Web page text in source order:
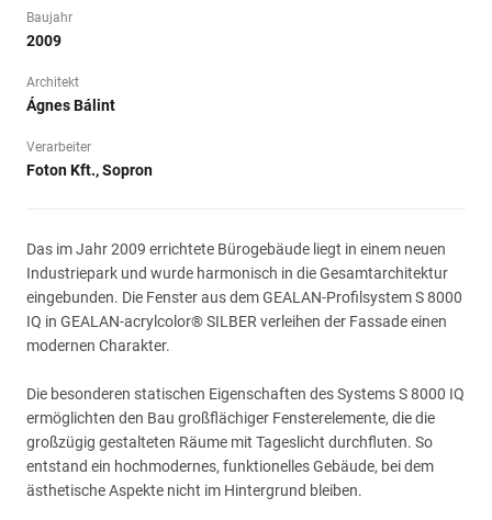
Baujahr
2009
Architekt
Ágnes Bálint
Verarbeiter
Foton Kft., Sopron
Das im Jahr 2009 errichtete Bürogebäude liegt in einem neuen
Industriepark und wurde harmonisch in die Gesamtarchitektur
eingebunden. Die Fenster aus dem GEALAN-Profilsystem S 8000
IQ in GEALAN-acrylcolor® SILBER verleihen der Fassade einen
modernen Charakter.
Die besonderen statischen Eigenschaften des Systems S 8000 IQ
ermöglichten den Bau großflächiger Fensterelemente, die die
großzügig gestalteten Räume mit Tageslicht durchfluten. So
entstand ein hochmodernes, funktionelles Gebäude, bei dem
ästhetische Aspekte nicht im Hintergrund bleiben.